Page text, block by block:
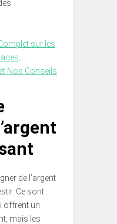
sur les
Nos Conseils
de l’argent
Ce sont
offrent un
mais les